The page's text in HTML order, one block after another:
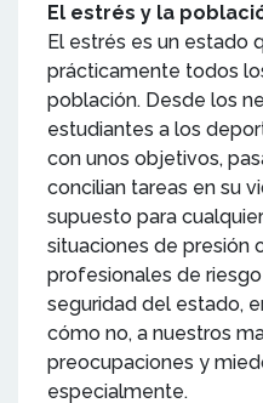
El estrés y la
El estrés es un estado
prácticamente todos
población. Desde los
estudiantes a los
con unos objetivos,
concilian tareas en su
supuesto para
situaciones de presión
profesionales de
seguridad del estado,
cómo no, a nuestros
preocupaciones y
especialmente.